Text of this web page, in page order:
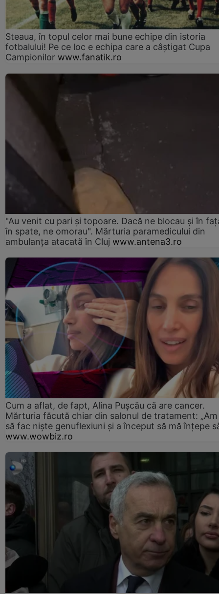
Steaua, în topul celor mai bune echipe din istoria
fotbalului! Pe ce loc e echipa care a câştigat Cupa
Campionilor www.fanatik.ro
"Au venit cu pari și topoare. Dacă ne blocau şi în
în spate, ne omorau". Mărturia paramedicului din
ambulanţa atacată în Cluj www.antena3.ro
Cum a aflat, de fapt, Alina Pușcău că are cancer.
Mărturia făcută chiar din salonul de tratament:
să fac niște genuflexiuni și a început să mă înțepe
www.wowbiz.ro